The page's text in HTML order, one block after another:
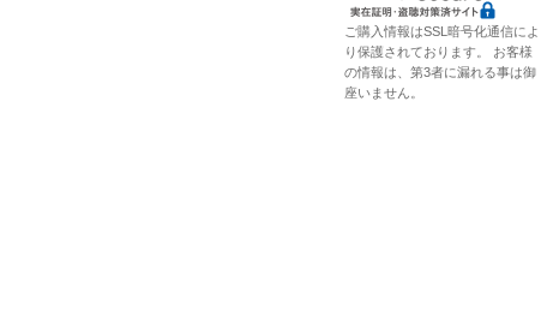
ご購入情報はSSL暗号化通信によ
り保護されております。 お客様
の情報は、第3者に漏れる事は御
座いません。